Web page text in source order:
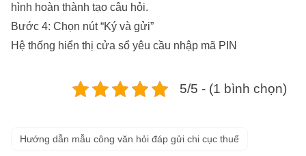
hình hoàn thành tạo câu hỏi.
Bước 4: Chọn nút “Ký và gửi”
Hệ thống hiển thị cửa sổ yêu cầu nhập mã PIN
5/5 - (1 bình chọn)
Hướng dẫn mẫu công văn hỏi đáp gửi chi cục thuế